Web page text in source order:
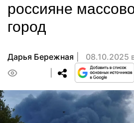
россияне
город
Дарья Бережная
08.10.2025